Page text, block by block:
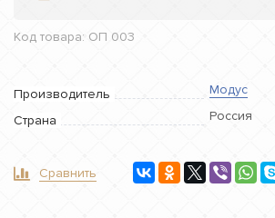
Код товара: ОП 003
Производитель
Модус
Страна
Россия
Сравнить